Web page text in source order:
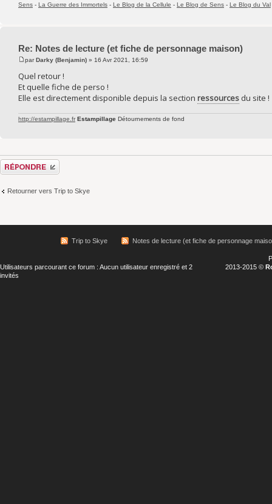
Sens - La Guerre des Immortels - Le Blog de la Cellule - Le Blog de Sens - Le Blog du Val
Re: Notes de lecture (et fiche de personnage maison)
parDarky (Benjamin) » 16 Avr 2021, 16:59
Quel retour !
Et quelle fiche de perso !
Elle est directement disponible depuis la section ressources du site !
http://estampillage.fr Estampillage Détournements de fond
Répondre
Retourner vers Trip to Skye
Trip to Skye Notes de lecture (et fiche de personnage
Utilisateurs parcourant ce forum : Aucun utilisateur enregistré et 2
invités
2013-2015 ©